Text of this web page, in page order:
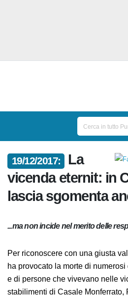
19/12/2017:
La
vicenda eternit: in
lascia sgomenta
...ma non incide nel merito delle
Per riconoscere con una giusta
ha provocato la morte di
e di persone che vivevano nelle
stabilimenti di Casale Monferrato,